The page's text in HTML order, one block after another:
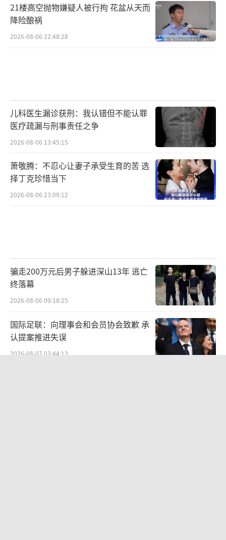
21楼高空抛物嫌疑人被行拘 花盆从天而
降险酿祸
2026-08-06 22:48:28
儿科医生漏诊获刑：我认错但不能认罪
医疗疏漏与刑事责任之争
2026-08-06 13:45:15
萧敬腾：不忍心让妻子承受生育的苦 选
择丁克珍惜当下
2026-08-06 23:09:12
骗走200万元后男子躲进深山13年 逃亡
终落幕
2026-08-06 09:18:25
国际足联：向理事会和会员协会致歉 承
认提案推进失误
2026-08-07 03:44:13